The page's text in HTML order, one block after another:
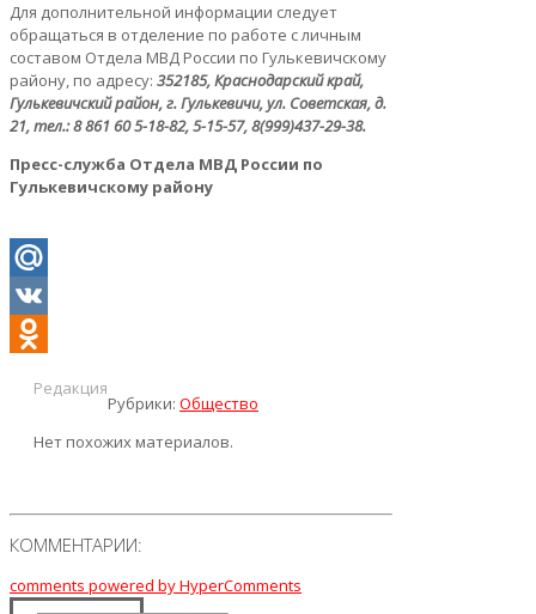
Для дополнительной информации следует
обращаться в отделение по работе с личным
составом Отдела МВД России по Гулькевичскому
району, по адресу: 352185, Краснодарский край,
Гулькевичский район, г. Гулькевичи, ул. Советская, д.
21, тел.: 8 861 60 5-18-82, 5-15-57, 8(999)437-29-38.
Пресс-служба Отдела МВД России по
Гулькевичскому району
Mail.Ru
VK
Редакция
Рубрики: Общество
Нет похожих материалов.
КОММЕНТАРИИ:
comments powered by HyperComments